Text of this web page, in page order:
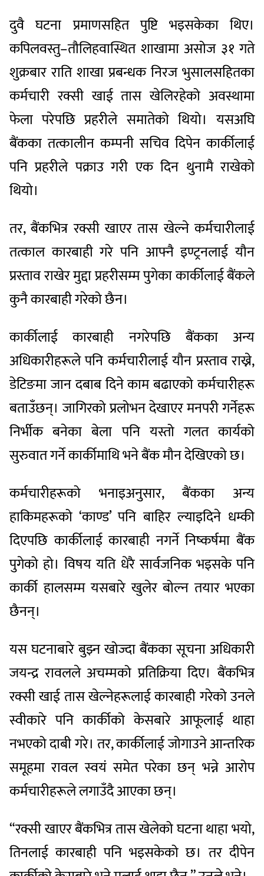
दुवै घटना प्रमाणसहित पुष्टि भइसकेका थिए।
कपिलवस्तु–तौलिहवास्थित शाखामा असोज ३१ गते
शुक्रबार राति शाखा प्रबन्धक निरज भुसालसहितका
कर्मचारी रक्सी खाई तास खेलिरहेको अवस्थामा
फेला परेपछि प्रहरीले समातेको थियो। यसअघि
बैंकका तत्कालीन कम्पनी सचिव दिपेन कार्कीलाई
पनि प्रहरीले पक्राउ गरी एक दिन थुनामै राखेको
थियो।
तर, बैंकभित्र रक्सी खाएर तास खेल्ने कर्मचारीलाई
तत्काल कारबाही गरे पनि आफ्नै इण्ट्रनलाई यौन
प्रस्ताव राखेर मुद्दा प्रहरीसम्म पुगेका कार्कीलाई बैंकले
कुनै कारबाही गरेको छैन।
कार्कीलाई कारबाही नगरेपछि बैंकका अन्य
अधिकारीहरूले पनि कर्मचारीलाई यौन प्रस्ताव राख्ने,
डेटिङमा जान दबाब दिने काम बढाएको कर्मचारीहरू
बताउँछन्। जागिरको प्रलोभन देखाएर मनपरी गर्नेहरू
निर्भीक बनेका बेला पनि यस्तो गलत कार्यको
सुरुवात गर्ने कार्कीमाथि भने बैंक मौन देखिएको छ।
कर्मचारीहरूको भनाइअनुसार, बैंकका अन्य
हाकिमहरूको ‘काण्ड’ पनि बाहिर ल्याइदिने धम्की
दिएपछि कार्कीलाई कारबाही नगर्ने निष्कर्षमा बैंक
पुगेको हो। विषय यति धेरै सार्वजनिक भइसके पनि
कार्की हालसम्म यसबारे खुलेर बोल्न तयार भएका
छैनन्।
यस घटनाबारे बुझ्न खोज्दा बैंकका सूचना अधिकारी
जयन्द्र रावलले अचम्मको प्रतिक्रिया दिए। बैंकभित्र
रक्सी खाई तास खेल्नेहरूलाई कारबाही गरेको उनले
स्वीकारे पनि कार्कीको केसबारे आफूलाई थाहा
नभएको दाबी गरे। तर, कार्कीलाई जोगाउने आन्तरिक
समूहमा रावल स्वयं समेत परेका छन् भन्ने आरोप
कर्मचारीहरूले लगाउँदै आएका छन्।
“रक्सी खाएर बैंकभित्र तास खेलेको घटना थाहा भयो,
तिनलाई कारबाही पनि भइसकेको छ। तर दीपेन